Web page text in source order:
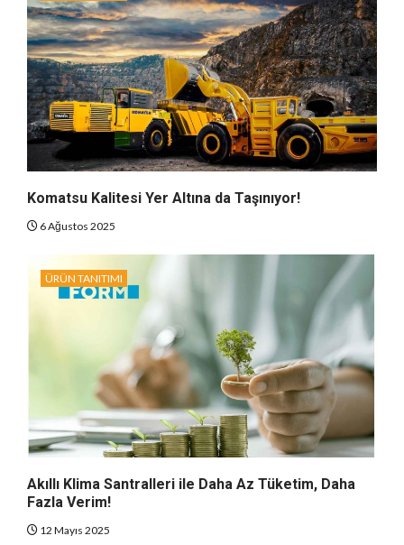
Komatsu Kalitesi Yer Altına da Taşınıyor!
6 Ağustos 2025
ÜRÜN TANITIMI
Akıllı Klima Santralleri ile Daha Az Tüketim, Daha
Fazla Verim!
12 Mayıs 2025